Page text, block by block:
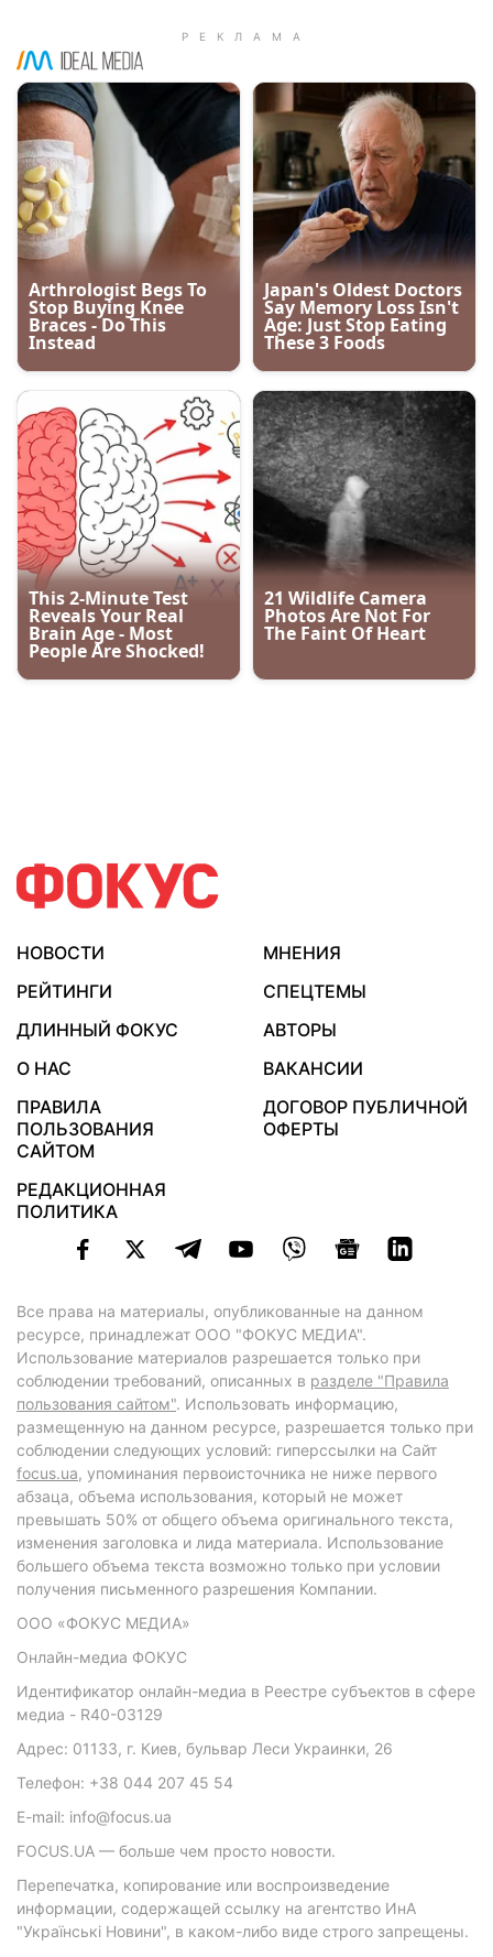
НОВОСТИ
МНЕНИЯ
РЕЙТИНГИ
СПЕЦТЕМЫ
ДЛИННЫЙ ФОКУС
АВТОРЫ
О НАС
ВАКАНСИИ
ПРАВИЛА
ПОЛЬЗОВАНИЯ
САЙТОМ
ДОГОВОР ПУБЛИЧНОЙ
ОФЕРТЫ
РЕДАКЦИОННАЯ
ПОЛИТИКА
Все права на материалы, опубликованные на данном
ресурсе, принадлежат ООО "ФОКУС МЕДИА".
Использование материалов разрешается только при
соблюдении требований, описанных в разделе "Правила
пользования сайтом". Использовать информацию,
размещенную на данном ресурсе, разрешается только при
соблюдении следующих условий: гиперссылки на Сайт
focus.ua, упоминания первоисточника не ниже первого
абзаца, объема использования, который не может
превышать 50% от общего объема оригинального текста,
изменения заголовка и лида материала. Использование
большего объема текста возможно только при условии
получения письменного разрешения Компании.
ООО «ФОКУС МЕДИА»
Онлайн-медиа ФОКУС
Идентификатор онлайн-медиа в Реестре субъектов в сфере
медиа - R40-03129
Адрес: 01133, г. Киев, бульвар Леси Украинки, 26
Телефон: +38 044 207 45 54
E-mail: info@focus.ua
FOCUS.UA — больше чем просто новости.
Перепечатка, копирование или воспроизведение
информации, содержащей ссылку на агентство ИнА
"Українські Новини", в каком-либо виде строго запрещены.